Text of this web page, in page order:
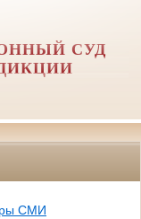
СУД
СМИ